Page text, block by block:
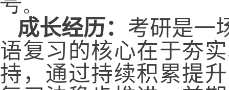
成长经历： 考研是一
语复习的核心在于夯
持，通过持续积累提